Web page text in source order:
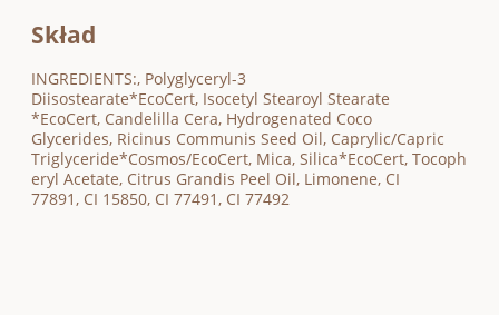
Skład
INGREDIENTS:, Polyglyceryl-3
Diisostearate*EcoCert, Isocetyl Stearoyl Stearate
*EcoCert, Candelilla Cera, Hydrogenated Coco
Glycerides, Ricinus Communis Seed Oil, Caprylic/Capric
Triglyceride*Cosmos/EcoCert, Mica, Silica*EcoCert, Tocoph
eryl Acetate, Citrus Grandis Peel Oil, Limonene, CI
77891, CI 15850, CI 77491, CI 77492